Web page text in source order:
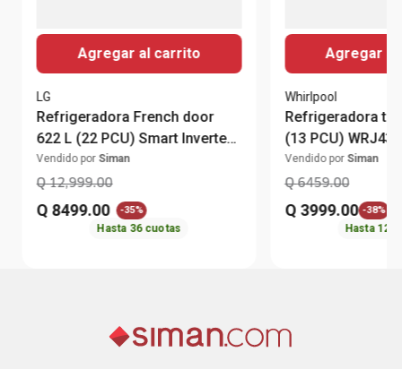
Agregar al carrito
LG
Refrigeradora French door
622 L (22 PCU) Smart Inverter
GM22BGPK LG
Vendido por Siman
Q 12,999.00
Q 8499.00 -35%
Hasta 36 cuotas
Agregar
Whirlpool
Refrigeradora
(13 PCU)
Whirlpool
Vendido por Siman
Q 6459.00
Q 3999.00 -38%
Hasta 12